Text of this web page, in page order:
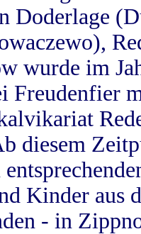
Doderlage
wurde im
Freudenfier
diesem
Kinder aus
- in